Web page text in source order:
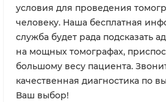
условия для проведения
человеку. Наша бесплатная
служба будет рада подсказать
на мощных томографах,
большому весу пациента.
качественная диагностика по
Ваш выбор!